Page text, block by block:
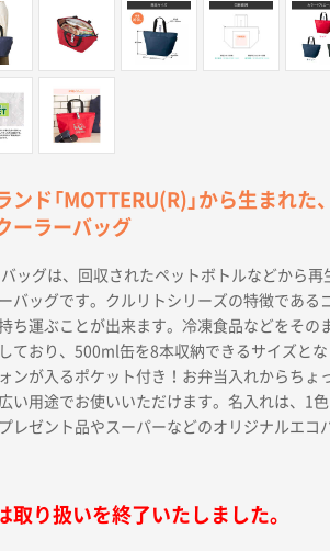
ンド「MOTTERU(R)」から生まれた
ーラーバッグ
ッグは、回収されたペットボトルなどから
バッグです。クルリトシリーズの特徴である
ち運ぶことが出来ます。冷凍食品などをその
ており、500ml缶を8本収納できるサイズと
ンが入るポケット付き！お弁当入れからちょ
い用途でお使いいただけます。名入れは、1
レゼント品やスーパーなどのオリジナルエコ
取り扱いを終了いたしました。